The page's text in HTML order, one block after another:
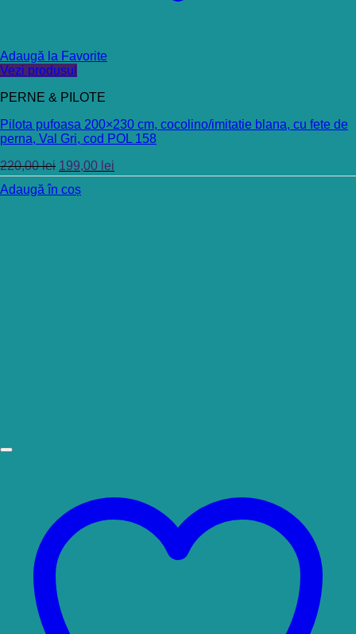
Adaugă la Favorite
Vezi produsul
PERNE & PILOTE
Pilota pufoasa 200×230 cm, cocolino/imitatie blana, cu fete de
perna, Val Gri, cod POL 158
220,00lei 199,00 lei
Adaugă în coș